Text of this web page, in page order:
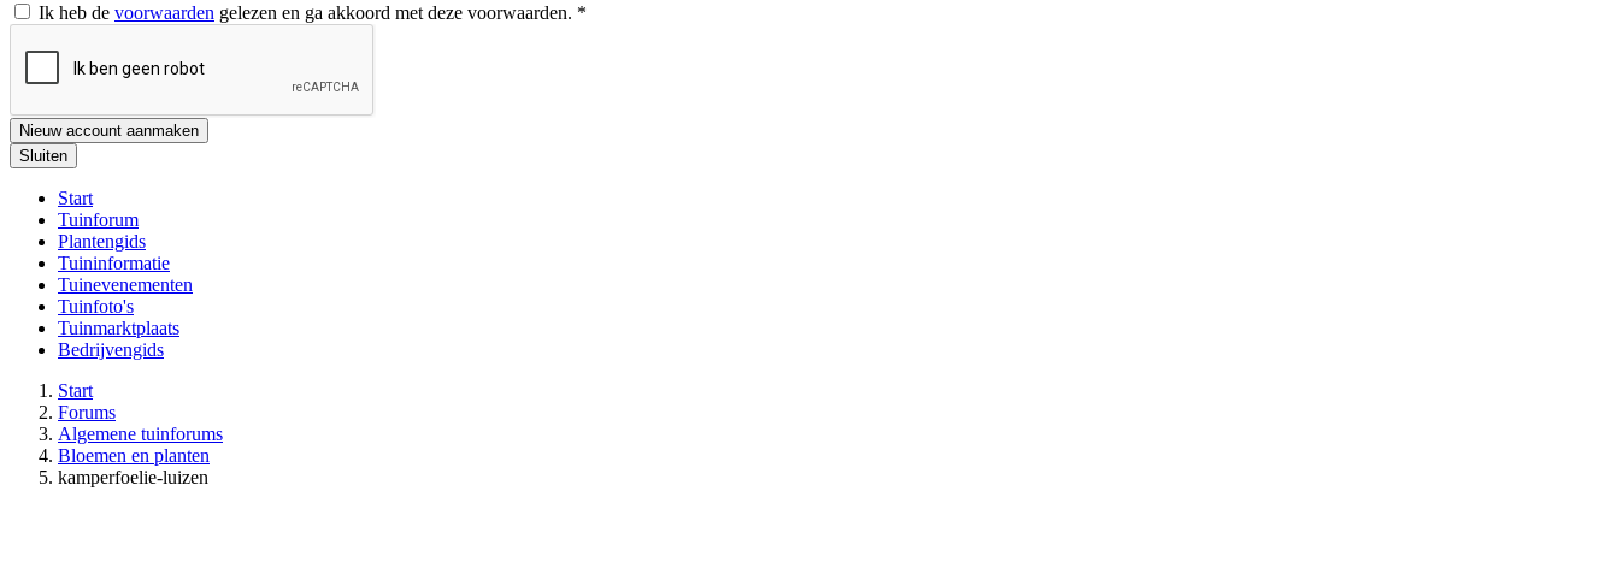
Ik heb de voorwaarden gelezen en ga akkoord met deze voorwaarden. *
Nieuw account aanmaken
Sluiten
Start
Tuinforum
Plantengids
Tuininformatie
Tuinevenementen
Tuinfoto's
Tuinmarktplaats
Bedrijvengids
Start
Forums
Algemene tuinforums
Bloemen en planten
kamperfoelie-luizen